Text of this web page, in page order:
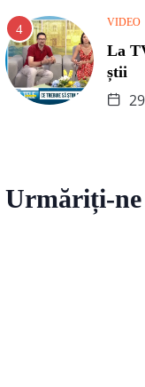
VIDEO
La
știi
Urmăriți-ne